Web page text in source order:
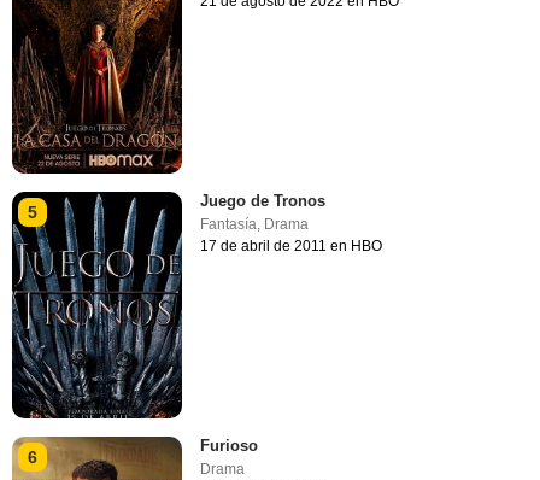
5
Juego de Tronos
Fantasía, Drama
17 de abril de 2011 en HBO
6
Furioso
Drama